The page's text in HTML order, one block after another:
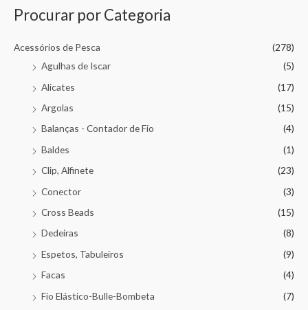
Procurar por Categoria
Acessórios de Pesca
(278)
Agulhas de Iscar
(5)
Alicates
(17)
Argolas
(15)
Balanças - Contador de Fio
(4)
Baldes
(1)
Clip, Alfinete
(23)
Conector
(3)
Cross Beads
(15)
Dedeiras
(8)
Espetos, Tabuleiros
(9)
Facas
(4)
Fio Elástico-Bulle-Bombeta
(7)